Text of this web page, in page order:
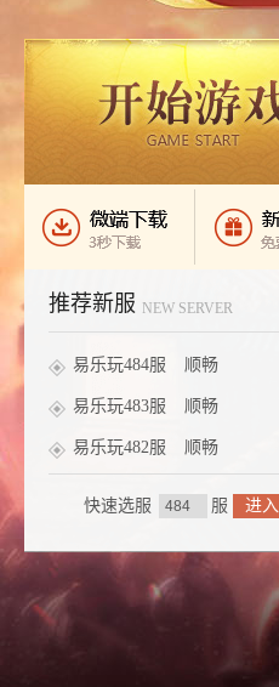
推荐新服 NEW SERVER
易乐玩484服 顺畅
易乐玩483服 顺畅
易乐玩482服 顺畅
快速选服 服 进入